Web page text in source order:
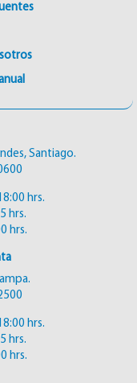
Santiago.
hrs.
hrs.
hrs.
hrs.
hrs.
hrs.